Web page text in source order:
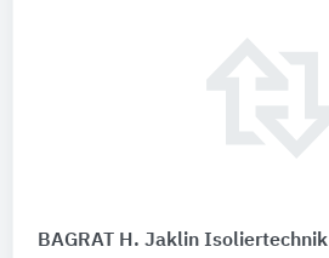
BAGRAT H. Jaklin Isoliertechnik